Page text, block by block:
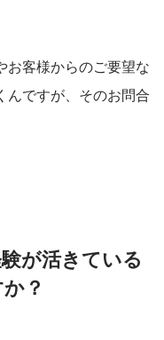
お客様からのご要望な
んですが、そのお問合
が活きている
？